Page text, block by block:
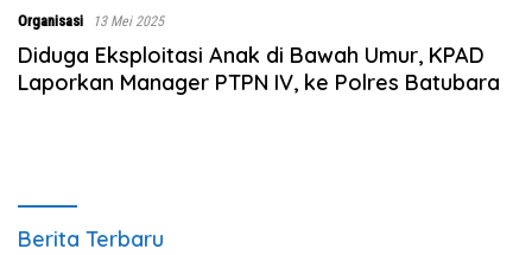
Organisasi 13 Mei 2025
Diduga Eksploitasi Anak di Bawah Umur, KPAD
Laporkan Manager PTPN IV, ke Polres Batubara
Berita Terbaru